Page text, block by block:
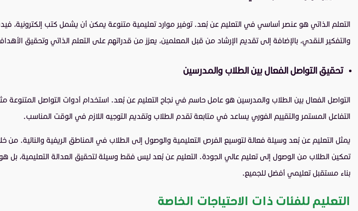
التعلم الذاتي هو عنصر أساسي في التعليم عن بُعد. توفير موارد تعليمية متنوعة يمكن أن يشمل كتب إلكترونية،
والتفكير النقدي، بالإضافة إلى تقديم الإرشاد من قبل المعلمين، يعزز من قدراتهم على التعلم الذاتي وتحقيق
تحقيق التواصل الفعال بين الطلاب والمدرسين
التواصل الفعال بين الطلاب والمدرسين هو عامل حاسم في نجاح التعليم عن بُعد. استخدام أدوات التواصل المتنوعة
التفاعل المستمر والتقييم الفوري يساعد في متابعة تقدم الطلاب وتقديم التوجيه اللازم في الوقت المناسب.
يمثل التعليم عن بُعد وسيلة فعالة لتوسيع الفرص التعليمية والوصول إلى الطلاب في المناطق الريفية والنائية. من
تمكين الطلاب من الوصول إلى تعليم عالي الجودة. التعليم عن بُعد ليس فقط وسيلة لتحقيق العدالة التعليمية، بل هو
بناء مستقبل تعليمي أفضل للجميع.
التعليم للفئات ذات الاحتياجات الخاصة